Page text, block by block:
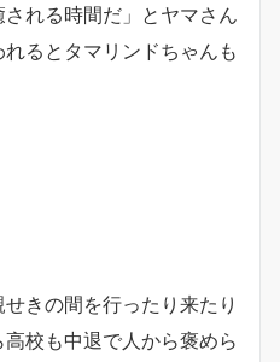
れる時間だ」とヤマさん
るとタマリンドちゃんも
きの間を行ったり来たり
校も中退で人から褒めら